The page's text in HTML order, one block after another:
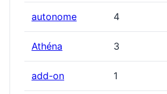
autonome 4
Athéna 3
add-on 1